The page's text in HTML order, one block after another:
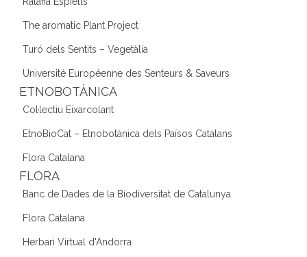
The aromatic Plant Project
Turó dels Sentits – Vegetàlia
Université Européenne des Senteurs & Saveurs
ETNOBOTÀNICA
Col·lectiu Eixarcolant
EtnoBioCat – Etnobotànica dels Països Catalans
Flora Catalana
FLORA
Banc de Dades de la Biodiversitat de Catalunya
Flora Catalana
Herbari Virtual d'Andorra